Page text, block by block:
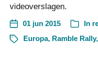
videoverslagen.
01 jun 2015 In
Europa, Ramble Rally,